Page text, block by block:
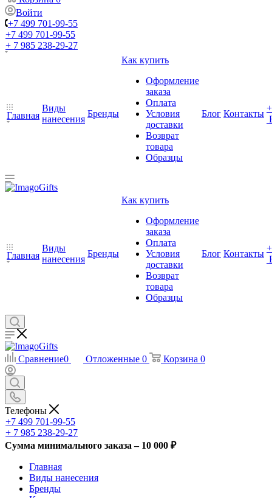
Войти
+7 499 701-99-55
+7 499 701-99-55
+ 7 985 238-29-27
Главная
Виды
нанесения
Бренды
Как купить
Оформление
заказа
Оплата
Условия
доставки
Возврат
товара
Образцы
Блог Контакты
+
Главная
Виды
нанесения
Бренды
Как купить
Оформление
заказа
Оплата
Условия
доставки
Возврат
товара
Образцы
Блог Контакты
+
Сравнение0 Отложенные 0 Корзина 0
Телефоны
+7 499 701-99-55
+ 7 985 238-29-27
Сумма минимального заказа – 10 000 ₽
Главная
Виды нанесения
Бренды